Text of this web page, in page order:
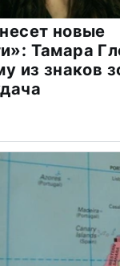
новые
Тамара
из знаков